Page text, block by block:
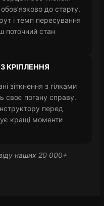
до старту.
і темп пересування
поточний стан
КРІПЛЕННЯ
зіткнення з гілками
своє погану справу.
перед
кращі моменти
наших 20 000+